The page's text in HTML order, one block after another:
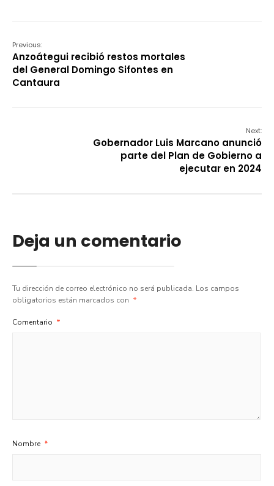
Previous:
Anzoátegui recibió restos mortales
del General Domingo Sifontes en
Cantaura
Next:
Gobernador Luis Marcano anunció
parte del Plan de Gobierno a
ejecutar en 2024
Deja un comentario
Tu dirección de correo electrónico no será publicada. Los campos
obligatorios están marcados con *
Comentario *
Nombre *